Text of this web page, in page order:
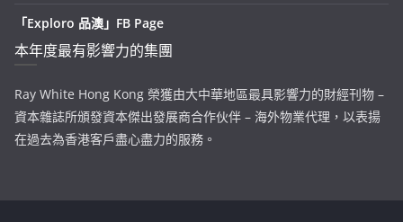
「Exploro 品澳」FB Page
本年度最有影響力的集團
Ray White Hong Kong 榮獲由大中華地區最具影響力的財經刊物 –
資本雜誌所頒發資本傑出發展商合作伙伴 – 海外物業代理，以表揚
在過去為香港客戶盡心盡力的服務。